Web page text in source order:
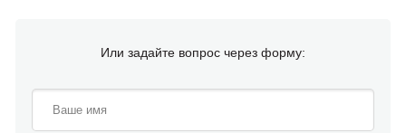
Или задайте вопрос через форму: